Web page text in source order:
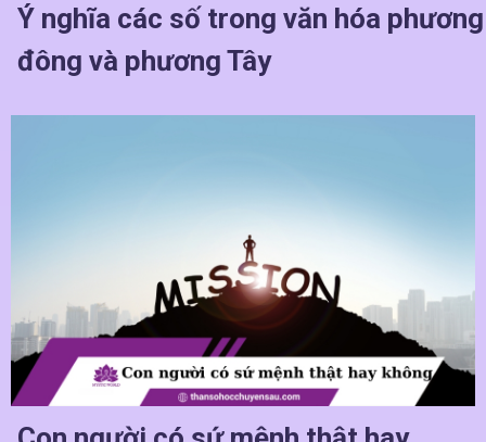
Ý nghĩa các số trong văn hóa phương
đông và phương Tây